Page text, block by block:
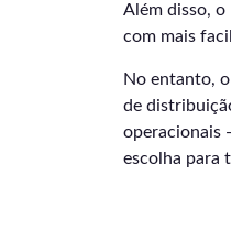
Além disso,
com mais
No entanto,
de
operacionais
escolha para